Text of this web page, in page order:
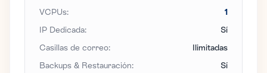
VCPUs:
1
IP Dedicada:
Sí
Casillas de correo:
Ilimitadas
Backups & Restauración:
Sí